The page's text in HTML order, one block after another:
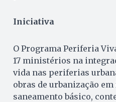
Iniciativa
O Programa Periferia
17 ministérios na
vida nas periferias
obras de urbanização
saneamento básico,